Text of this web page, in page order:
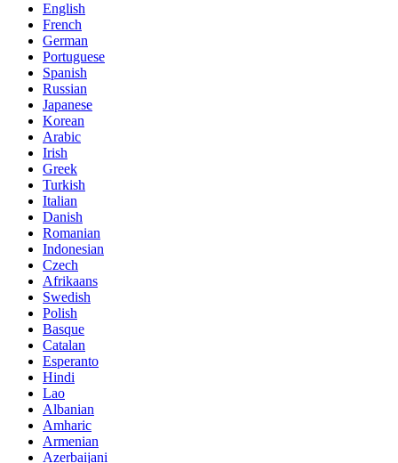
English
French
German
Portuguese
Spanish
Russian
Japanese
Korean
Arabic
Irish
Greek
Turkish
Italian
Danish
Romanian
Indonesian
Czech
Afrikaans
Swedish
Polish
Basque
Catalan
Esperanto
Hindi
Lao
Albanian
Amharic
Armenian
Azerbaijani